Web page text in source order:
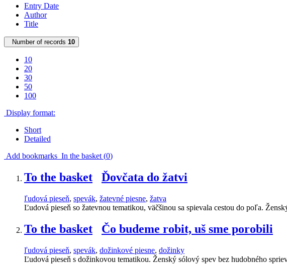
Entry Date
Author
Title
Number of records 10
10
20
30
50
100
Display format:
Short
Detailed
Add bookmarks In the basket (0)
To the basket Ďovčata do žatvi
ľudová pieseň, spevák, žatevné piesne, žatva
Ľudová pieseň so žatevnou tematikou, väčšinou sa spievala cestou do poľa.
To the basket Čo budeme robit, uš sme porobili
ľudová pieseň, spevák, dožinkové piesne, dožinky
Ľudová pieseň s dožinkovou tematikou. Ženský sólový spev bez hudobného